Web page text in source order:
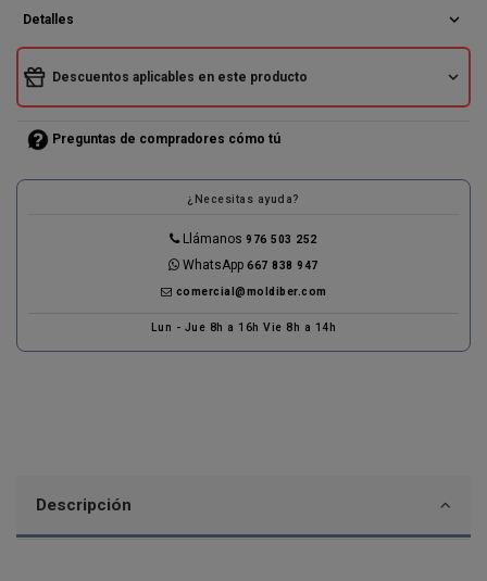
Detalles expand_more
Descuentos aplicables en este producto expand_more
Preguntas de compradores cómo tú
¿Necesitas ayuda?
Llámanos976 503 252
WhatsApp667 838 947
comercial@moldiber.com
Lun - Jue 8h a 16h Vie 8h a 14h
Descripción